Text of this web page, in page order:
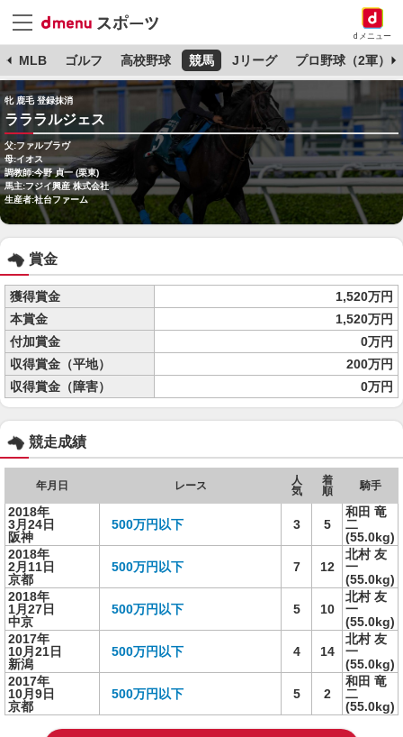
dメニュー
MLB ゴルフ 高校野球 競馬 Jリーグ プロ野球（2軍）
牝 鹿毛 登録抹消
ラララルジェス
父:ファルブラヴ
母:イオス
調教師:今野 貞一 (栗東)
馬主:フジイ興産 株式会社
生産者:社台ファーム
賞金
獲得賞金
1,520万円
本賞金
1,520万円
付加賞金
0万円
収得賞金（平地）
200万円
収得賞金（障害）
0万円
競走成績
年月日 レース
人
気
着
順
騎手
2018年
3月24日
阪神
500万円以下 3 5
和田 竜
二
(55.0kg)
2018年
2月11日
京都
500万円以下 7 12
北村 友
一
(55.0kg)
2018年
1月27日
中京
500万円以下 5 10
北村 友
一
(55.0kg)
2017年
10月21日
新潟
500万円以下 4 14
北村 友
一
(55.0kg)
2017年
10月9日
京都
500万円以下 5 2
和田 竜
二
(55.0kg)